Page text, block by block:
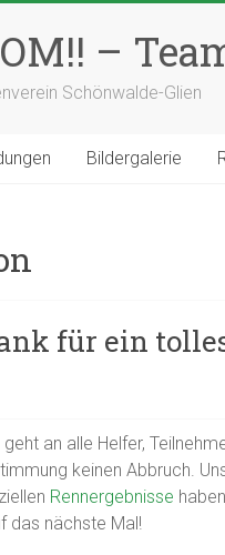
–
Schönwalde-Glien
Bildergalerie
für ein
an alle Helfer,
keinen Abbruch.
Rennergebnisse
das nächste Mal!